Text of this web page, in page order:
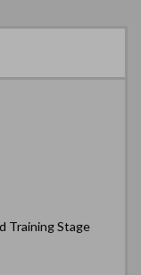
Training Stage